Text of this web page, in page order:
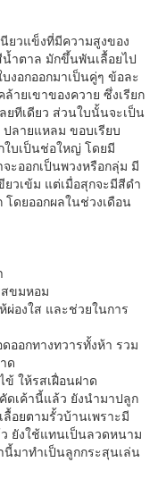
วแข็งที่มีความสูงของ
ำตาล มักขึ้นพันเลื้อยไป
งอกออกมาเป็นคู่ๆ ข้อละ
ายเขาของควาย ซึ่งเรียก
ยทีเดียว ส่วนใบนั้นจะเป็น
ลายแหลม ขอบเรียบ
บเป็นช่อใหญ่ โดยมี
ะออกเป็นพวงหรือกลุ่ม มี
วเข้ม แต่เมื่อสุกจะมีสีดำ
ดยออกผลในช่วงเดือน
ขมหอม
องใส และช่วยในการ
ออกทางทวารทั้งห้า รวม
ด
ให้รสเฝื่อนฝาด
ค้านี้แล้ว ยังนำมาปลูก
อยตามรั้วบ้านเพราะมี
ยังใช้แทนเป็นลวดหนาม
นี้มาทำเป็นลูกกระสุนเล่น